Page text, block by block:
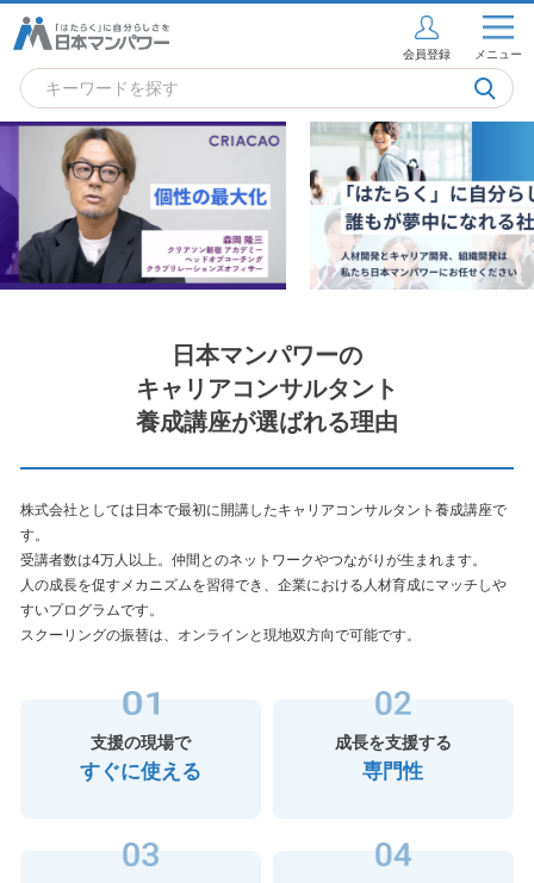
会員登録 メニュー
日本マンパワーの
キャリアコンサルタント
養成講座が選ばれる理由
株式会社としては日本で最初に開講したキャリアコンサルタント養成講座で
す。
受講者数は4万人以上。仲間とのネットワークやつながりが生まれます。
人の成長を促すメカニズムを習得でき、企業における人材育成にマッチしや
すいプログラムです。
スクーリングの振替は、オンラインと現地双方向で可能です。
支援の現場で
すぐに使える
成長を支援する
専門性